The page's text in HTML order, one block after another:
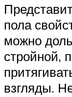
пола
можно
стройной,
взгляды.